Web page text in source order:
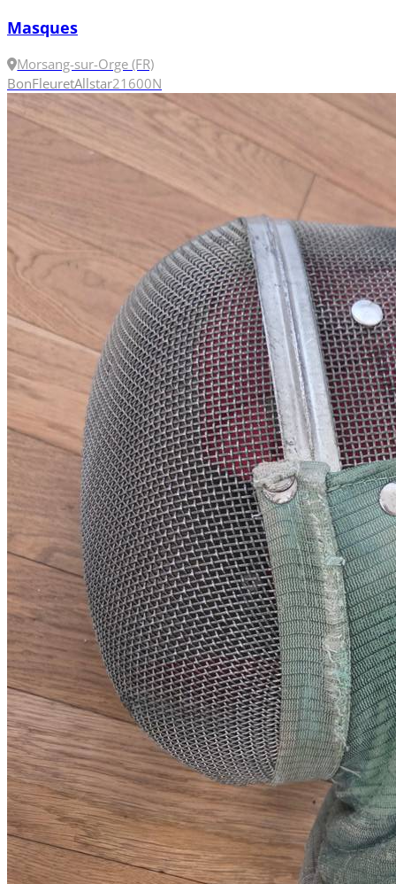
Masques
Morsang-sur-Orge (FR)
BonFleuretAllstar21600N